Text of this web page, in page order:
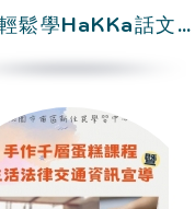
113年-輕鬆學HaKKa話文化體驗